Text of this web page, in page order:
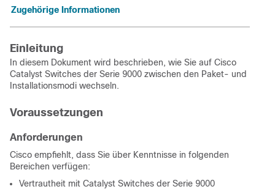
Zugehörige Informationen
Einleitung
In diesem Dokument wird beschrieben, wie Sie auf Cisco
Catalyst Switches der Serie 9000 zwischen den Paket- und
Installationsmodi wechseln.
Voraussetzungen
Anforderungen
Cisco empfiehlt, dass Sie über Kenntnisse in folgenden
Bereichen verfügen:
Vertrautheit mit Catalyst Switches der Serie 9000